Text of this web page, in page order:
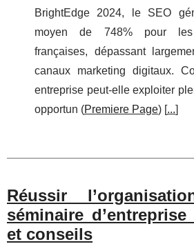
BrightEdge 2024, le SEO
moyen de 748% pour les
françaises, dépassant
canaux marketing digitaux.
entreprise peut-elle exploiter
opportun (Premiere Page) [...]
Réussir
séminaire
et conseils